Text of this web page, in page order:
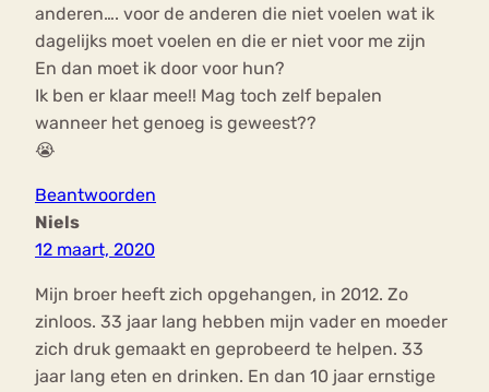
anderen…. voor de anderen die niet voelen wat ik
dagelijks moet voelen en die er niet voor me zijn
En dan moet ik door voor hun?
Ik ben er klaar mee!! Mag toch zelf bepalen
wanneer het genoeg is geweest??
😭
Beantwoorden
Niels
12 maart, 2020
Mijn broer heeft zich opgehangen, in 2012. Zo
zinloos. 33 jaar lang hebben mijn vader en moeder
zich druk gemaakt en geprobeerd te helpen. 33
jaar lang eten en drinken. En dan 10 jaar ernstige